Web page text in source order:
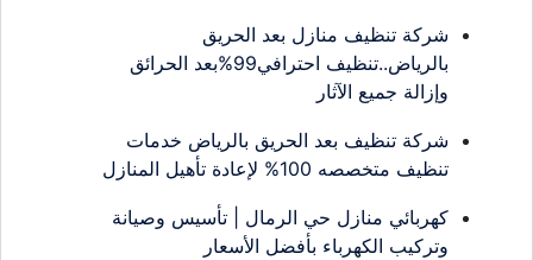
شركة تنظيف منازل بعد الحريق
بالرياض..تنظيف احترافي99%بعد الحرائق
وإزالة جميع الآثار
شركة تنظيف بعد الحريق بالرياض خدمات
تنظيف متخصصه 100% لإعادة تأهيل المنازل
كهربائي منازل حي الرمال | تأسيس وصيانة
وتركيب الكهرباء بأفضل الأسعار